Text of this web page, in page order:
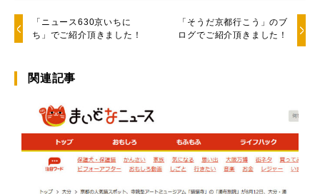
「ニュース630京いちに
ち」でご紹介頂きました！
「そうだ京都行こう」のブ
ログでご紹介頂きました！
関連記事